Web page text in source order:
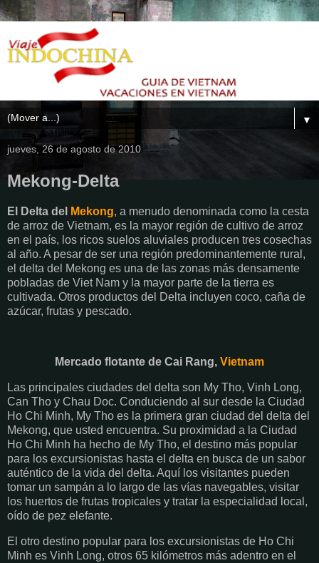
▼
jueves, 26 de agosto de 2010
Mekong-Delta
El Delta del Mekong, a menudo denominada como la cesta
de arroz de Vietnam, es la mayor región de cultivo de arroz
en el país, los ricos suelos aluviales producen tres cosechas
al año. A pesar de ser una región predominantemente rural,
el delta del Mekong es una de las zonas más densamente
pobladas de Viet Nam y la mayor parte de la tierra es
cultivada. Otros productos del Delta incluyen coco, caña de
azúcar, frutas y pescado.
Mercado flotante de Cai Rang, Vietnam
Las principales ciudades del delta son My Tho, Vinh Long,
Can Tho y Chau Doc. Conduciendo al sur desde la Ciudad
Ho Chi Minh, My Tho es la primera gran ciudad del delta del
Mekong, que usted encuentra. Su proximidad a la Ciudad
Ho Chi Minh ha hecho de My Tho, el destino más popular
para los excursionistas hasta el delta en busca de un sabor
auténtico de la vida del delta. Aquí los visitantes pueden
tomar un sampán a lo largo de las vías navegables, visitar
los huertos de frutas tropicales y tratar la especialidad local,
oído de pez elefante.
El otro destino popular para los excursionistas de Ho Chi
Minh es Vinh Long, otros 65 kilómetros más adentro en el